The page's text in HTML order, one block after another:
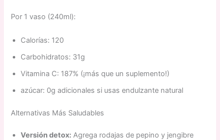
Por 1 vaso (240ml):
Calorías: 120
Carbohidratos: 31g
Vitamina C: 187% (¡más que un suplemento!)
azúcar: 0g adicionales si usas endulzante natural
Alternativas Más Saludables
Versión detox: Agrega rodajas de pepino y jengibre